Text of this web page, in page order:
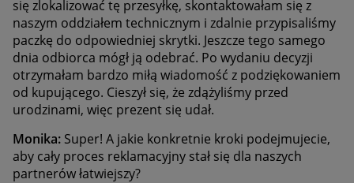
się zlokalizować tę przesyłkę, skontaktowałam się z
naszym oddziałem technicznym i zdalnie przypisaliśmy
paczkę do odpowiedniej skrytki. Jeszcze tego samego
dnia odbiorca mógł ją odebrać. Po wydaniu decyzji
otrzymałam bardzo miłą wiadomość z podziękowaniem
od kupującego. Cieszył się, że zdążyliśmy przed
urodzinami, więc prezent się udał.
Monika: Super! A jakie konkretnie kroki podejmujecie,
aby cały proces reklamacyjny stał się dla naszych
partnerów łatwiejszy?